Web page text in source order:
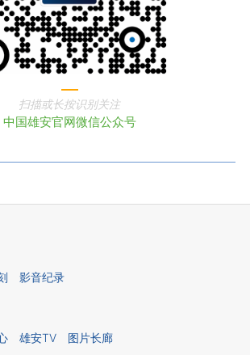
扫描或长按识别关注
中国雄安官网微信公众号
影音纪录
雄安TV 图片长廊